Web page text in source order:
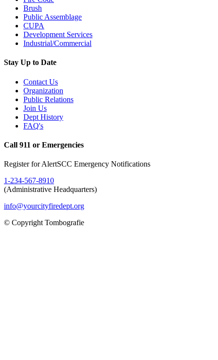
Brush
Public Assemblage
CUPA
Development Services
Industrial/Commercial
Stay Up to Date
Contact Us
Organization
Public Relations
Join Us
Dept History
FAQ's
Call 911 or Emergencies
Register for AlertSCC Emergency Notifications
1-234-567-8910
(Administrative Headquarters)
info@yourcityfiredept.org
© Copyright Tombografie